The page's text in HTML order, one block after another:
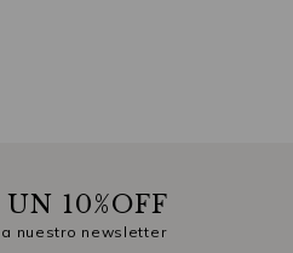
10%OFF
nuestro newsletter